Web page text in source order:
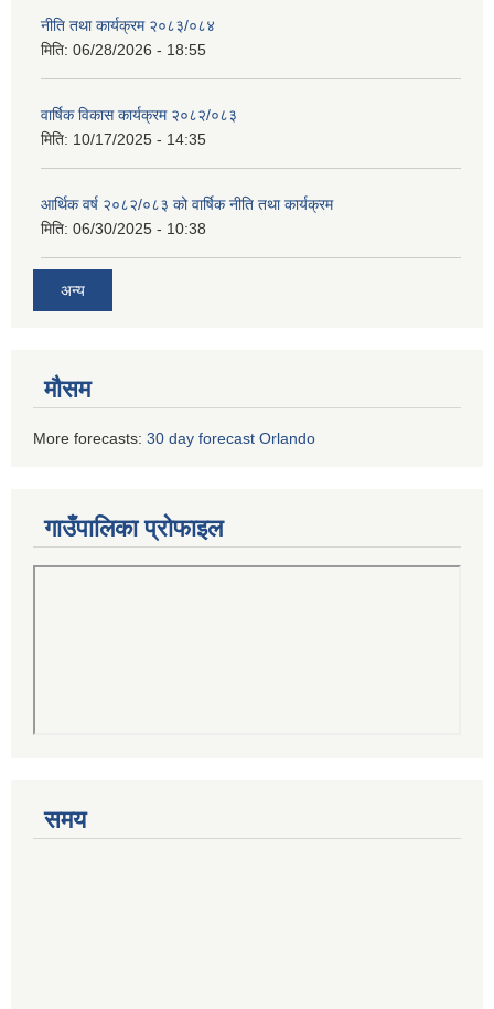
नीति तथा कार्यक्रम २०८३/०८४
मिति: 06/28/2026 - 18:55
वार्षिक विकास कार्यक्रम २०८२/०८३
मिति: 10/17/2025 - 14:35
आर्थिक वर्ष २०८२/०८३ को वार्षिक नीति तथा कार्यक्रम
मिति: 06/30/2025 - 10:38
अन्य
मौसम
More forecasts: 30 day forecast Orlando
गाउँपालिका प्रोफाइल
समय